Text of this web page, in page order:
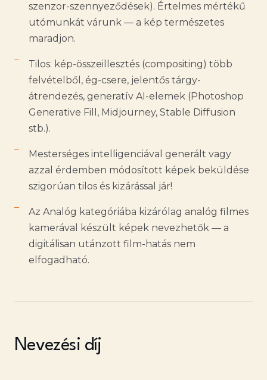
szenzor-szennyeződések). Értelmes mértékű
utómunkát várunk — a kép természetes
maradjon.
Tilos: kép-összeillesztés (compositing) több
felvételből, ég-csere, jelentős tárgy-
átrendezés, generatív AI-elemek (Photoshop
Generative Fill, Midjourney, Stable Diffusion
stb.).
Mesterséges intelligenciával generált vagy
azzal érdemben módosított képek beküldése
szigorúan tilos és kizárással jár!
Az Analóg kategóriába kizárólag analóg filmes
kamerával készült képek nevezhetők — a
digitálisan utánzott film-hatás nem
elfogadható.
Nevezési díj